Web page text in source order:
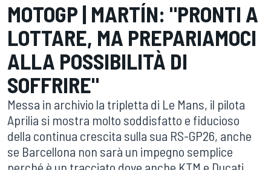
MOTOGP | MARTÍN: "PRONTI A
LOTTARE, MA PREPARIAMOCI
ALLA POSSIBILITÀ DI
SOFFRIRE"
Messa in archivio la tripletta di Le Mans, il pilota
Aprilia si mostra molto soddisfatto e fiducioso
della continua crescita sulla sua RS-GP26, anche
se Barcellona non sarà un impegno semplice